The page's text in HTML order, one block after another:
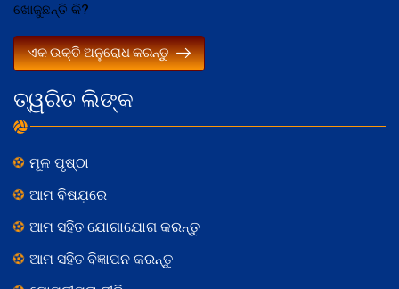
ତ୍ୱରିତ ଲିଙ୍କ
ମୂଳ ପୃଷ୍ଠା
ଆମ ବିଷଯ଼ରେ
ଆମ ସହିତ ଯୋଗାଯୋଗ କରନ୍ତୁ
ଆମ ସହିତ ବିଜ୍ଞାପନ କରନ୍ତୁ
ଖୋଜୁଛନ୍ତି କି?
ଏକ ଉକ୍ତି ଅନୁରୋଧ କରନ୍ତୁ